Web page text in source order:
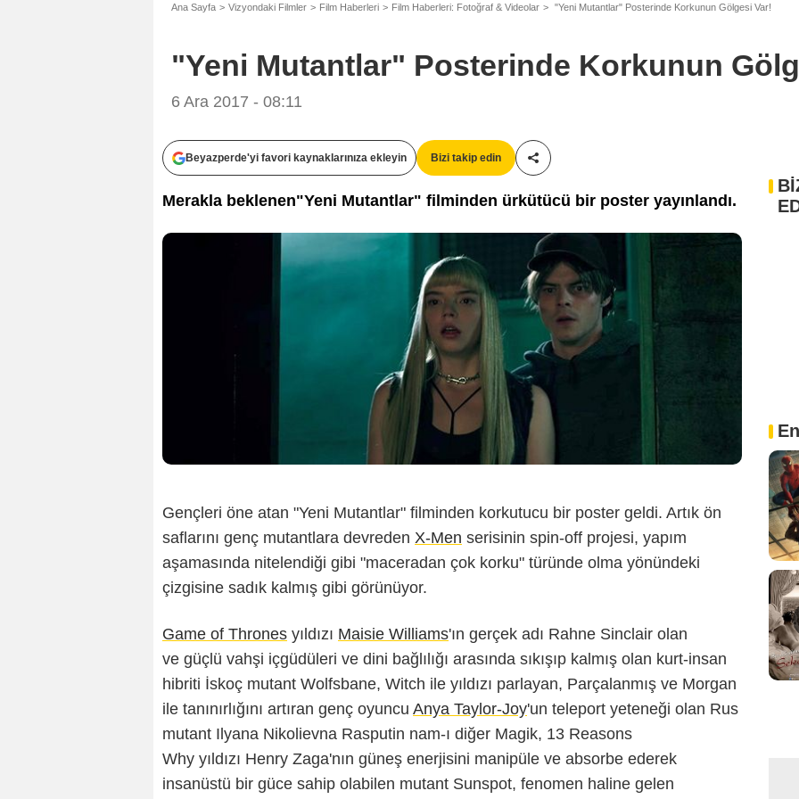
Ana Sayfa Vizyondaki Filmler Film Haberleri Film Haberleri: Fotoğraf & Videolar "Yeni Mutantlar" Posterinde Korkunun Gölgesi Var!
"Yeni Mutantlar" Posterinde Korkunun
6 Ara 2017 - 08:11
Beyazperde'yi favori kaynaklarınıza ekleyin Bizi takip edin
Paylaş!
Merakla beklenen"Yeni Mutantlar" filminden ürkütücü bir poster yayınlandı.
Gençleri öne atan "Yeni Mutantlar" filminden korkutucu bir poster geldi. Artık ön
saflarını genç mutantlara devreden X-Men serisinin spin-off projesi, yapım
aşamasında nitelendiği gibi "maceradan çok korku" türünde olma yönündeki
çizgisine sadık kalmış gibi görünüyor.
Game of Thrones yıldızı Maisie Williams'ın gerçek adı Rahne Sinclair olan
ve güçlü vahşi içgüdüleri ve dini bağlılığı arasında sıkışıp kalmış olan kurt-insan
hibriti İskoç mutant Wolfsbane, Witch ile yıldızı parlayan, Parçalanmış ve Morgan
ile tanınırlığını artıran genç oyuncu Anya Taylor-Joy'un teleport yeteneği olan Rus
mutant Ilyana Nikolievna Rasputin nam-ı diğer Magik, 13 Reasons
Why yıldızı Henry Zaga'nın güneş enerjisini manipüle ve absorbe ederek
insanüstü bir güce sahip olabilen mutant Sunspot, fenomen haline gelen